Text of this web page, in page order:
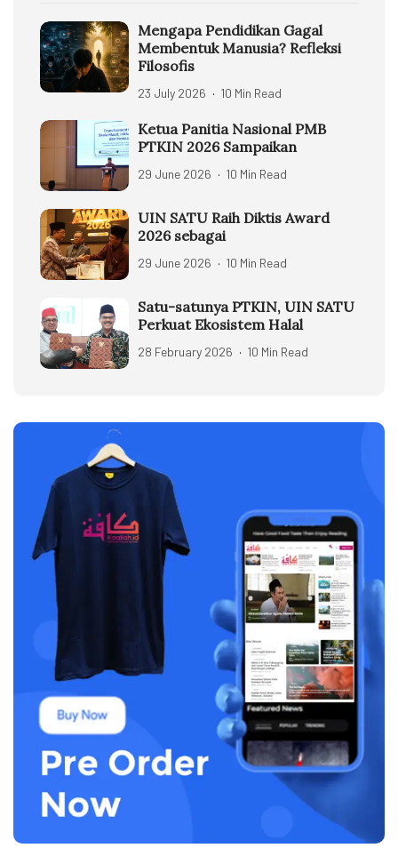
Mengapa Pendidikan Gagal
Membentuk Manusia? Refleksi
Filosofis
23 July 2026 10 Min Read
Ketua Panitia Nasional PMB
PTKIN 2026 Sampaikan
29 June 2026 10 Min Read
UIN SATU Raih Diktis Award
2026 sebagai
29 June 2026 10 Min Read
Satu-satunya PTKIN, UIN SATU
Perkuat Ekosistem Halal
28 February 2026 10 Min Read